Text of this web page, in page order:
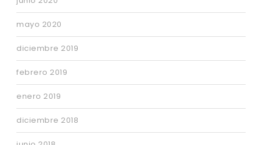
mayo 2020
diciembre 2019
febrero 2019
enero 2019
diciembre 2018